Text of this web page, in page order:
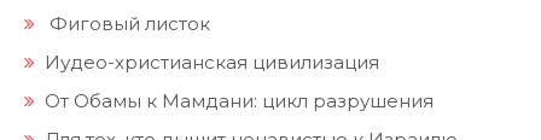
Фиговый листок
Иудео-христианская цивилизация
От Обамы к Мамдани: цикл разрушения